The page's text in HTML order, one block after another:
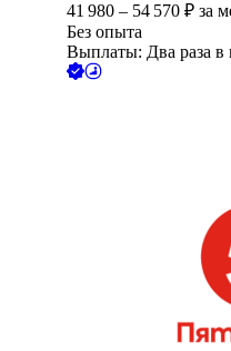
41 980 – 54 570 ₽ за
Без опыта
Выплаты: Два раза в